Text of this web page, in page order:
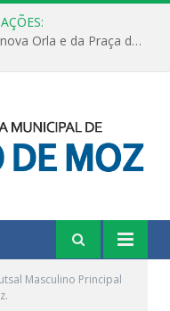
Últimos detalhes para a entrega da nova Orla e da Praça do Praião
Masculino Principal